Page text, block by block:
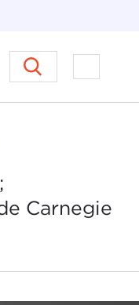
Council sur
Ouvrir
Carnegie